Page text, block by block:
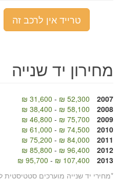
טרייד אין לרכב זה
מחירון יד שנייה
2007
52,300 ₪
-
31,600 ₪
2008
58,100 ₪
-
38,400 ₪
2009
75,700 ₪
-
46,800 ₪
2010
74,500 ₪
-
61,000 ₪
2011
84,000 ₪
-
75,200 ₪
2012
96,400 ₪
-
85,800 ₪
2013
107,400 ₪
-
95,700 ₪
*מחירי יד שנייה מוערכים סטטיסטית